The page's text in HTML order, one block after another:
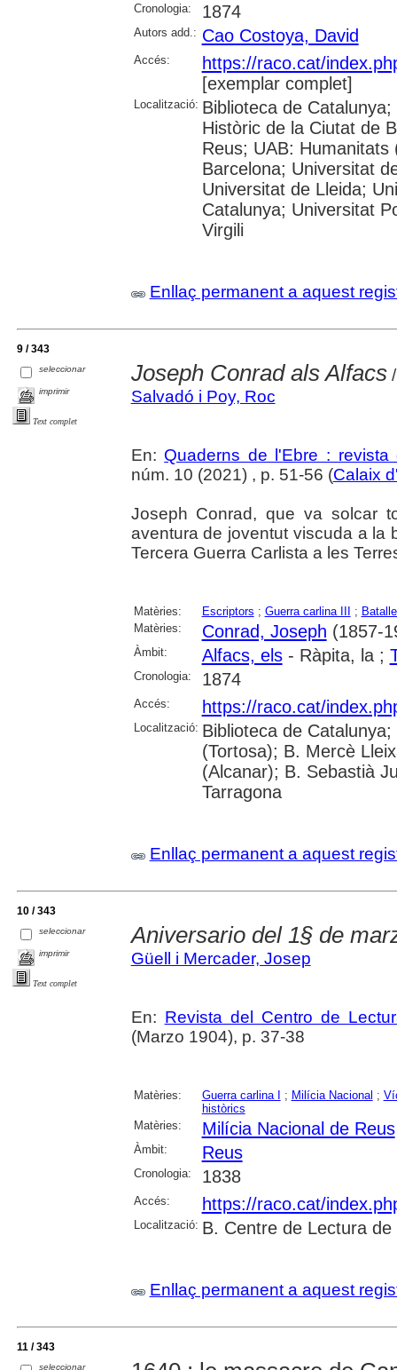
Cronologia: 1874
Autors add.: Cao Costoya, David
Accés:
https://raco.cat/
[exemplar complet]
Localització: Biblioteca de
Històric de la Ciutat de
Reus; UAB:
Barcelona; Universitat
Universitat de Lleida;
Catalunya; Universitat
Virgili
Enllaç permanent a aquest
9 / 343
seleccionar
imprimir
Text complet
Joseph Conrad als Alfacs/
Salvadó i Poy, Roc
En: Quaderns de l'Ebre :
núm. 10 (2021) , p. 51-56 (Calaix
Joseph Conrad, que va solcar
aventura de joventut viscuda a la
Tercera Guerra Carlista a les
Matèries: Escriptors ; Guerra carlina III ;
Matèries:
Conrad, Joseph (1857-
Àmbit: Alfacs, els- Ràpita, la ;
Cronologia: 1874
Accés: https://raco.cat/
Localització: Biblioteca de
(Tortosa); B. Mercè
(Alcanar); B. Sebastià
Tarragona
Enllaç permanent a aquest
10 / 343
seleccionar
imprimir
Text complet
Aniversario del 1§ de
Güell i Mercader, Josep
En: Revista del Centro de
(Marzo 1904), p. 37-38
Matèries: Guerra carlina I ; Milícia Nacional ;
històrics
Matèries:
Milícia Nacional de Reus
Àmbit: Reus
Cronologia: 1838
Accés: https://raco.cat/
Localització: B. Centre de Lectura de
Enllaç permanent a aquest
11 / 343
seleccionar